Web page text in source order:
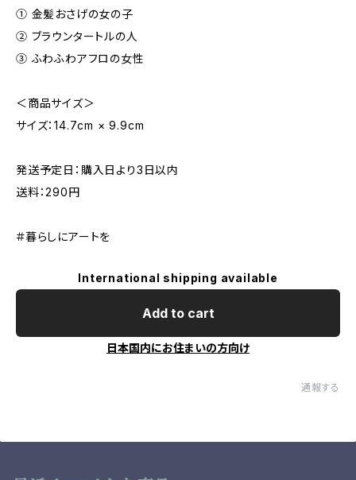
① 金髪おさげの女の子
② ブラウンタートルの人
③ ふわふわアフロの女性
＜商品サイズ＞
サイズ：14.7cm × 9.9cm
発送予定日：購入日より3日以内
送料：290円
＃暮らしにアートを
International shipping available
Add to cart
日本国内にお住まいの方向け
通報する